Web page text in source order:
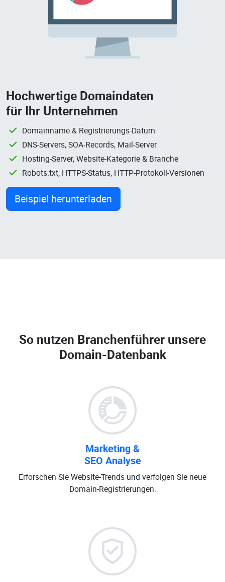
Hochwertige Domaindaten
für Ihr Unternehmen
Domainname & Registrierungs-Datum
DNS-Servers, SOA-Records, Mail-Server
Hosting-Server, Website-Kategorie & Branche
Robots.txt, HTTPS-Status, HTTP-Protokoll-Versionen
Beispiel herunterladen
So nutzen Branchenführer unsere
Domain-Datenbank
Marketing &
SEO Analyse
Erforschen Sie Website-Trends und verfolgen Sie neue
Domain-Registrierungen.